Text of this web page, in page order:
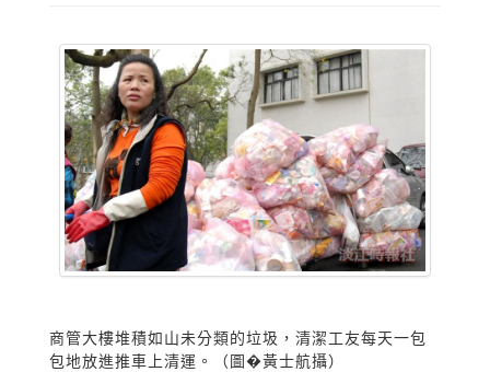
商管大樓堆積如山未分類的垃圾，清潔工友每天一包
包地放進推車上清運。（圖�黃士航攝）